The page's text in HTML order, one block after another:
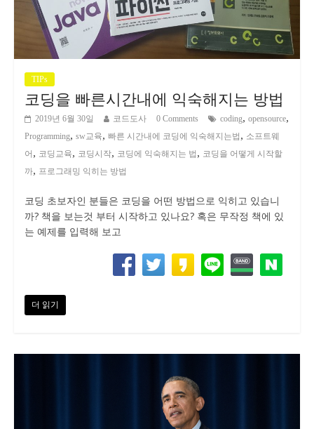
TIPs
코딩을 빠른시간내에 익숙해지는 방법
2019년 6월 30일 코드도사 0 Comments coding, opensource,
Programming, sw교육, 빠른 시간내에 코딩에 익숙해지는법 , 소프트웨
어 , 코딩교육, 코딩시작, 코딩에 익숙해지는 법 , 코딩을 어떻게 시작할
까, 프로그래밍 익히는 방법
코딩 초보자인 분들은 코딩을 어떤 방법으로 익히고 있습니
까? 책을 보는것 부터 시작하고 있나요? 혹은 무작정 책에 있
는 예제를 입력해 보고
더 읽기